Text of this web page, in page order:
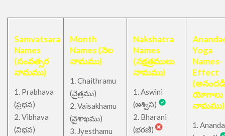
Samvatsara
Names
(సంవత్సర
నామము)
1. Prabhava
(ప్రభవ)
2. Vibhava
(విభవ)
Month
Names (నెల
నామము)
1. Chaithramu
(చైత్రము)
2. Vaisakhamu
(వైశాఖము)
3. Jyesthamu
Nakshatra
Names
(నక్షత్రములు
నామము)
1. Aswini
(అశ్విని)
2. Bharani
(భరణి)
Yoga
Names-
Effect
(అనందడి
యోగాలు
నామము)
1. Ananda